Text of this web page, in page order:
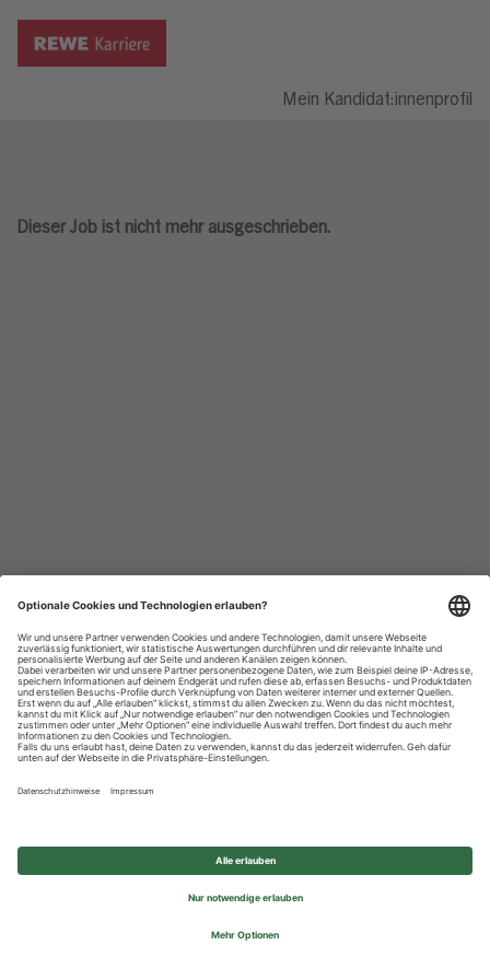
Mein Kandidat:innenprofil
Dieser Job ist nicht mehr ausgeschrieben.
Datenschutzhinweise
Impressum
Privatsphäre-Einstellungen
© 2026 REWE Group - All rights reserved